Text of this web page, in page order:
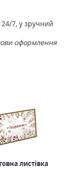
7, у зручний
оформлення
листівка